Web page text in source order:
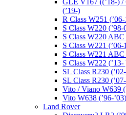
(’19-)
R Class W251
S Class W220 (’98-
S Class W220 ABC
S Class W221 (’06-
S Class W221 ABC
S Class W222 (’13-
SL Class R230
SL Class R230
Vito / Viano W639
Vito W638 (’96-’03)
Land Rover